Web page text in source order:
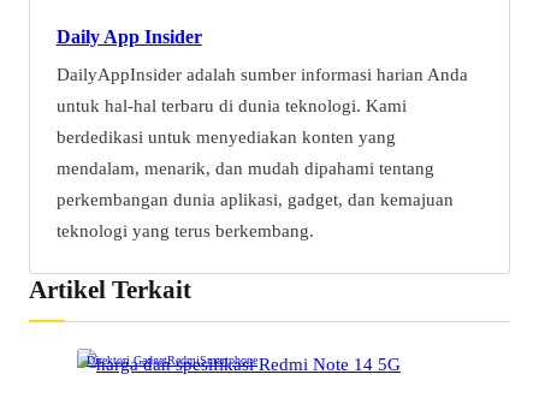
Daily App Insider
DailyAppInsider adalah sumber informasi harian Anda
untuk hal-hal terbaru di dunia teknologi. Kami
berdedikasi untuk menyediakan konten yang
mendalam, menarik, dan mudah dipahami tentang
perkembangan dunia aplikasi, gadget, dan kemajuan
teknologi yang terus berkembang.
Artikel Terkait
Direktori GadgetRedmiSmartphone